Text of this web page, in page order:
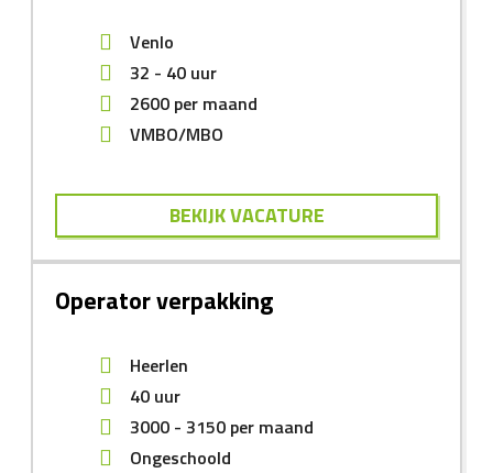
Venlo
32 - 40 uur
2600 per maand
VMBO/MBO
BEKIJK VACATURE
Operator verpakking
Heerlen
40 uur
3000 - 3150 per maand
Ongeschoold